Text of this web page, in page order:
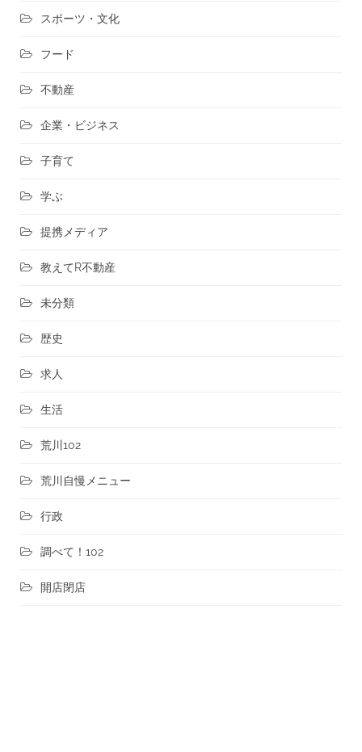
スポーツ・文化
フード
不動産
企業・ビジネス
子育て
学ぶ
提携メディア
教えてR不動産
未分類
歴史
求人
生活
荒川102
荒川自慢メニュー
行政
調べて！102
開店閉店